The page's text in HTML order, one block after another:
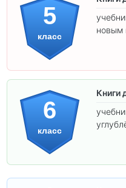
5
класс
новым
6
класс
Книги